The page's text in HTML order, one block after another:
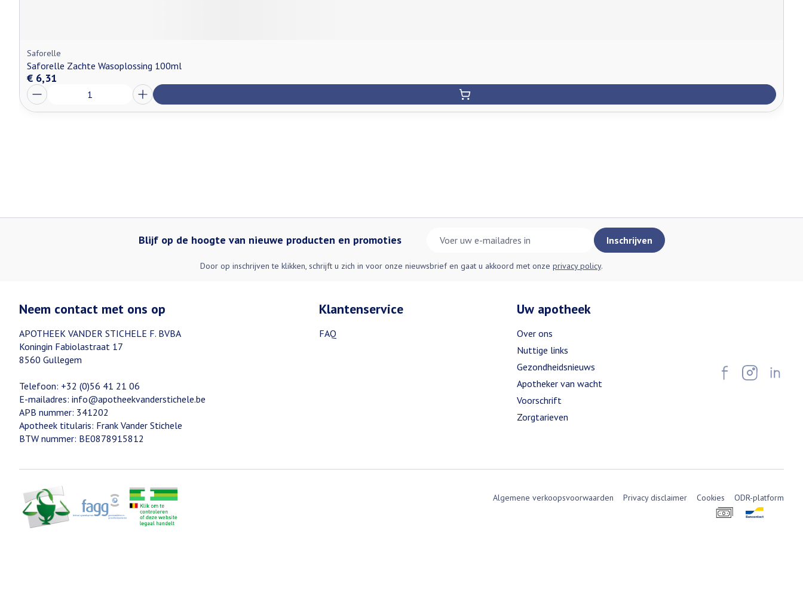
Saforelle
Saforelle Zachte Wasoplossing 100ml
€ 6,31
Aantal
Blijf op de hoogte van nieuwe producten en promoties Inschrijven
Door op inschrijven te klikken, schrijft u zich in voor onze nieuwsbrief en gaat u akkoord met onze privacy policy.
Neem contact met ons op
APOTHEEK VANDER STICHELE F. BVBA
Koningin Fabiolastraat 17
8560 Gullegem
Telefoon: +32 (0)56 41 21 06
E-mailadres: info@apotheekvanderstichele.be
APB nummer: 341202
Apotheek titularis: Frank Vander Stichele
BTW nummer: BE0878915812
Klantenservice
FAQ
Uw apotheek
Over ons
Nuttige links
Gezondheidsnieuws
Apotheker van wacht
Voorschrift
Zorgtarieven
Algemene verkoopsvoorwaarden Privacy disclaimer Cookies ODR-platform